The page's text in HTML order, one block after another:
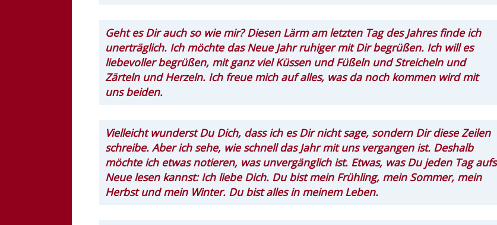
Geht es Dir auch so wie mir? Diesen Lärm am letzten Tag des Jahres finde ich
unerträglich. Ich möchte das Neue Jahr ruhiger mit Dir begrüßen. Ich will es
liebevoller begrüßen, mit ganz viel Küssen und Füßeln und Streicheln und
Zärteln und Herzeln. Ich freue mich auf alles, was da noch kommen wird mit
uns beiden.
Vielleicht wunderst Du Dich, dass ich es Dir nicht sage, sondern Dir diese Zeilen
schreibe. Aber ich sehe, wie schnell das Jahr mit uns vergangen ist. Deshalb
möchte ich etwas notieren, was unvergänglich ist. Etwas, was Du jeden Tag aufs
Neue lesen kannst: Ich liebe Dich. Du bist mein Frühling, mein Sommer, mein
Herbst und mein Winter. Du bist alles in meinem Leben.